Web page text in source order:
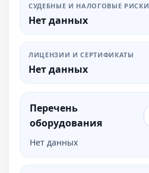
СУДЕБНЫЕ И НАЛОГОВЫЕ РИСКИ
Нет данных
ЛИЦЕНЗИИ И СЕРТИФИКАТЫ
Нет данных
Перечень
оборудования
Нет данных